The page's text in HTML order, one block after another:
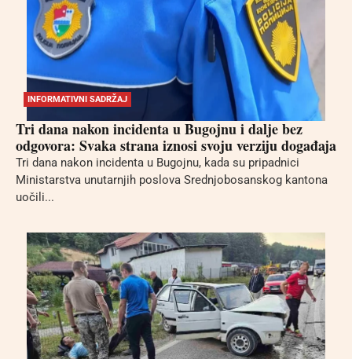
INFORMATIVNI SADRŽAJ
Tri dana nakon incidenta u Bugojnu i dalje bez
odgovora: Svaka strana iznosi svoju verziju događaja
Tri dana nakon incidenta u Bugojnu, kada su pripadnici
Ministarstva unutarnjih poslova Srednjobosanskog kantona
uočili...